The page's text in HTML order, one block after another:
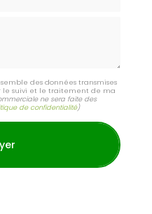
des données transmises
suivi et le traitement de ma
ne sera faite des
de confidentialité)